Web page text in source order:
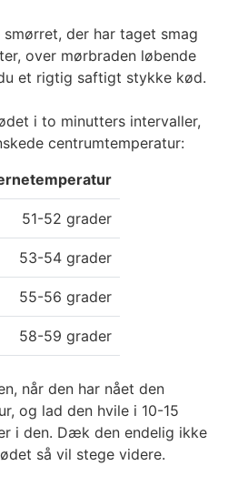
der har taget smag
over mørbraden løbende
et rigtig saftigt stykke kød.
i to minutters intervaller,
centrumtemperatur:
51-52 grader
53-54 grader
55-56 grader
58-59 grader
når den har nået den
og lad den hvile i 10-15
i den. Dæk den endelig ikke
så vil stege videre.